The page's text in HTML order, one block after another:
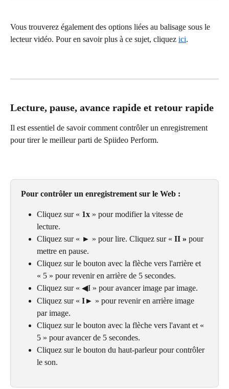
Vous trouverez également des options liées au balisage sous le
lecteur vidéo. Pour en savoir plus à ce sujet, cliquez ici.
Lecture, pause, avance rapide et retour rapide
Il est essentiel de savoir comment contrôler un enregistrement
pour tirer le meilleur parti de Spiideo Perform.
Pour contrôler un enregistrement sur le Web :
Cliquez sur « 1x » pour modifier la vitesse de
lecture.
Cliquez sur « ► » pour lire. Cliquez sur « II » pour
mettre en pause.
Cliquez sur le bouton avec la flèche vers l'arrière et
« 5 » pour revenir en arrière de 5 secondes.
Cliquez sur « ◀I » pour avancer image par image.
Cliquez sur « I► » pour revenir en arrière image
par image.
Cliquez sur le bouton avec la flèche vers l'avant et «
5 » pour avancer de 5 secondes.
Cliquez sur le bouton du haut-parleur pour contrôler
le son.